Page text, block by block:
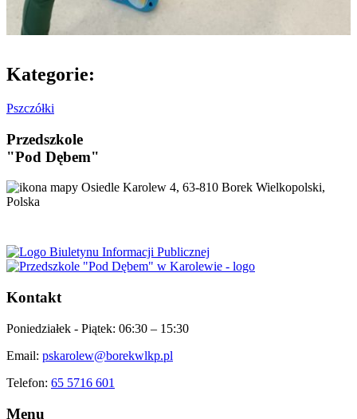
Kategorie:
Pszczółki
Przedszkole
"Pod Dębem"
Osiedle Karolew 4, 63-810 Borek Wielkopolski,
Polska
Kontakt
Poniedziałek - Piątek: 06:30 – 15:30
Email: pskarolew@borekwlkp.pl
Telefon: 65 5716 601
Menu